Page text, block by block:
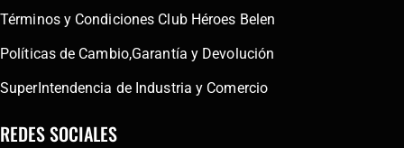
Términos y Condiciones Club Héroes Belen
Políticas de Cambio,Garantía y Devolución
SuperIntendencia de Industria y Comercio
REDES SOCIALES